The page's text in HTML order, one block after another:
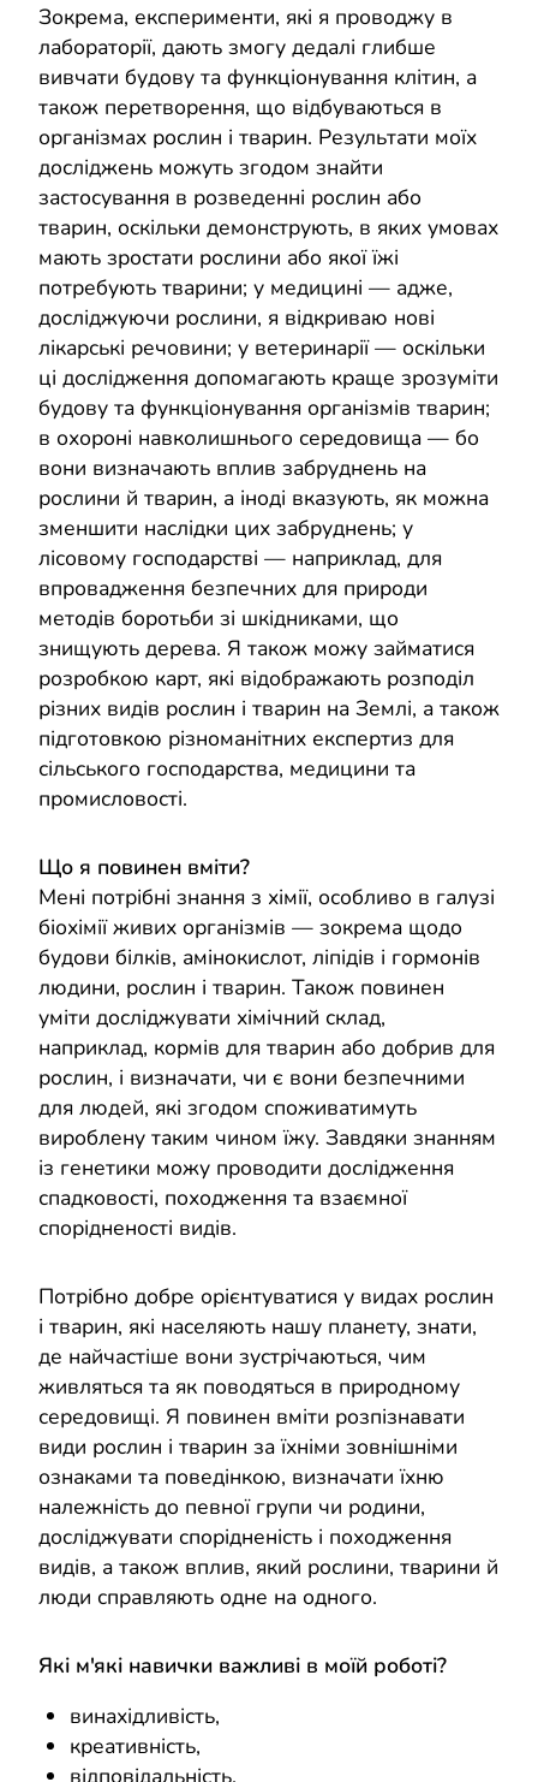
Зокрема, експерименти, які я проводжу в
лабораторії, дають змогу дедалі глибше
вивчати будову та функціонування клітин, а
також перетворення, що відбуваються в
організмах рослин і тварин. Результати моїх
досліджень можуть згодом знайти
застосування в розведенні рослин або
тварин, оскільки демонструють, в яких умовах
мають зростати рослини або якої їжі
потребують тварини; у медицині — адже,
досліджуючи рослини, я відкриваю нові
лікарські речовини; у ветеринарії — оскільки
ці дослідження допомагають краще зрозуміти
будову та функціонування організмів тварин;
в охороні навколишнього середовища — бо
вони визначають вплив забруднень на
рослини й тварин, а іноді вказують, як можна
зменшити наслідки цих забруднень; у
лісовому господарстві — наприклад, для
впровадження безпечних для природи
методів боротьби зі шкідниками, що
знищують дерева. Я також можу займатися
розробкою карт, які відображають розподіл
різних видів рослин і тварин на Землі, а також
підготовкою різноманітних експертиз для
сільського господарства, медицини та
промисловості.
Що я повинен вміти?
Мені потрібні знання з хімії, особливо в галузі
біохімії живих організмів — зокрема щодо
будови білків, амінокислот, ліпідів і гормонів
людини, рослин і тварин. Також повинен
уміти досліджувати хімічний склад,
наприклад, кормів для тварин або добрив для
рослин, і визначати, чи є вони безпечними
для людей, які згодом споживатимуть
вироблену таким чином їжу. Завдяки знанням
із генетики можу проводити дослідження
спадковості, походження та взаємної
спорідненості видів.
Потрібно добре орієнтуватися у видах рослин
і тварин, які населяють нашу планету, знати,
де найчастіше вони зустрічаються, чим
живляться та як поводяться в природному
середовищі. Я повинен вміти розпізнавати
види рослин і тварин за їхніми зовнішніми
ознаками та поведінкою, визначати їхню
належність до певної групи чи родини,
досліджувати спорідненість і походження
видів, а також вплив, який рослини, тварини й
люди справляють одне на одного.
Які м'які навички важливі в моїй роботі?
винахідливість,
креативність,